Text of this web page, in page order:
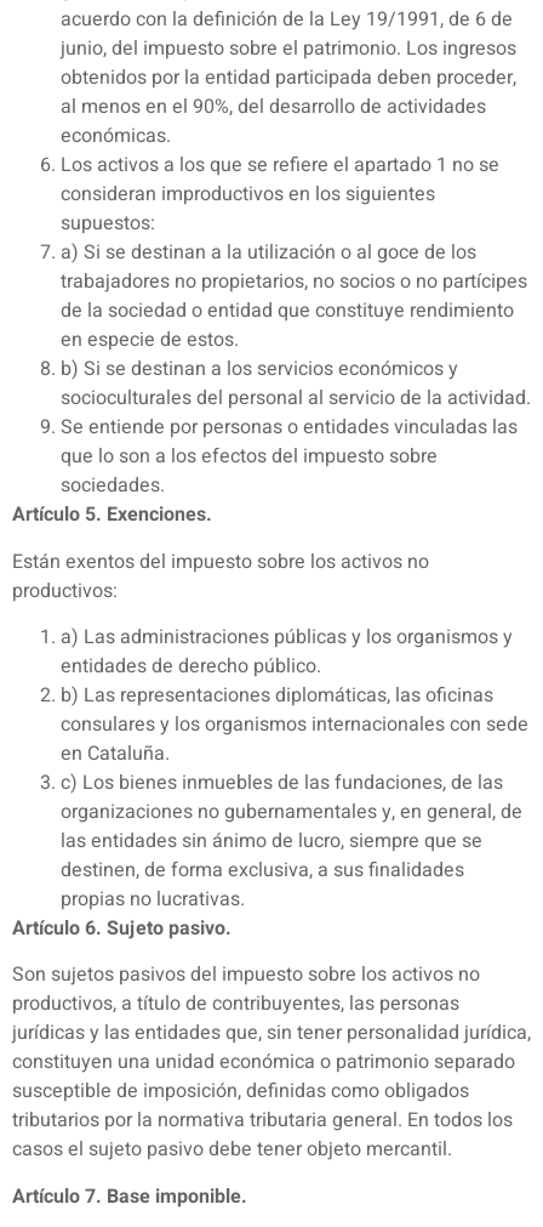
acuerdo con la definición de la Ley 19/1991, de 6 de
junio, del impuesto sobre el patrimonio. Los ingresos
obtenidos por la entidad participada deben proceder,
al menos en el 90%, del desarrollo de actividades
económicas.
Los activos a los que se refiere el apartado 1 no se
consideran improductivos en los siguientes
supuestos:
a) Si se destinan a la utilización o al goce de los
trabajadores no propietarios, no socios o no partícipes
de la sociedad o entidad que constituye rendimiento
en especie de estos.
b) Si se destinan a los servicios económicos y
socioculturales del personal al servicio de la actividad.
Se entiende por personas o entidades vinculadas las
que lo son a los efectos del impuesto sobre
sociedades.
Artículo 5. Exenciones.
Están exentos del impuesto sobre los activos no
productivos:
a) Las administraciones públicas y los organismos y
entidades de derecho público.
b) Las representaciones diplomáticas, las oficinas
consulares y los organismos internacionales con sede
en Cataluña.
c) Los bienes inmuebles de las fundaciones, de las
organizaciones no gubernamentales y, en general, de
las entidades sin ánimo de lucro, siempre que se
destinen, de forma exclusiva, a sus finalidades
propias no lucrativas.
Artículo 6. Sujeto pasivo.
Son sujetos pasivos del impuesto sobre los activos no
productivos, a título de contribuyentes, las personas
jurídicas y las entidades que, sin tener personalidad jurídica,
constituyen una unidad económica o patrimonio separado
susceptible de imposición, definidas como obligados
tributarios por la normativa tributaria general. En todos los
casos el sujeto pasivo debe tener objeto mercantil.
Artículo 7. Base imponible.